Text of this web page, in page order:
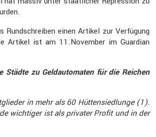
Rundschreiben einen Artikel zur Verfü­gung
Artikel ist am 11.November im Guardian
zu Geldau­to­maten für die Reichen
in mehr als 60 Hütten­sied­lunge (1).
wichtiger ist als privater Profit und in der